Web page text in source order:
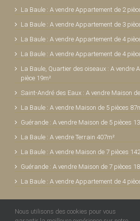
La Baule : A vendre Appartement de 2
La Baule : A vendre Appartement de 3
La Baule : A vendre Appartement de 4
La Baule : A vendre Appartement de 4
La Baule, Quartier des oiseaux : A vendre
pièce 19m²
Saint-André des Eaux : A vendre Maison
La Baule : A vendre Maison de 5 pièces
Guérande : A vendre Maison de 5 pièces
La Baule : A vendre Terrain 407m²
La Baule : A vendre Maison de 7 pièces
Guérande : A vendre Maison de 7 pièces
La Baule : A vendre Appartement de 4
Nous utilisons des cookies pour vous